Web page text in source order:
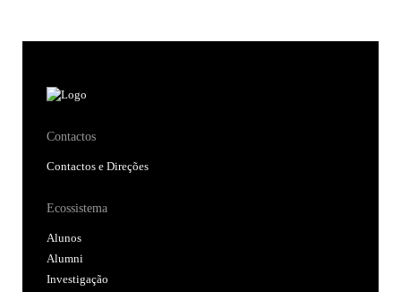
Contactos
Contactos e Direções
Ecossistema
Alunos
Alumni
Investigação